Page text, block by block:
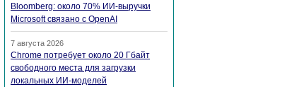
Bloomberg: около 70% ИИ-выручки
Microsoft связано с OpenAI
7 августа 2026
Chrome потребует около 20 Гбайт
свободного места для загрузки
локальных ИИ-моделей